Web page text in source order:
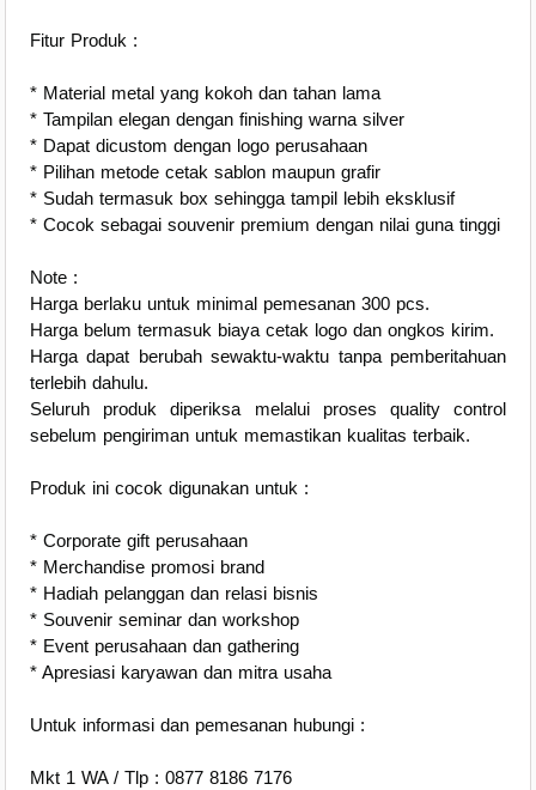
Fitur Produk :
* Material metal yang kokoh dan tahan lama
* Tampilan elegan dengan finishing warna silver
* Dapat dicustom dengan logo perusahaan
* Pilihan metode cetak sablon maupun grafir
* Sudah termasuk box sehingga tampil lebih eksklusif
* Cocok sebagai souvenir premium dengan nilai guna tinggi
Note :
Harga berlaku untuk minimal pemesanan 300 pcs.
Harga belum termasuk biaya cetak logo dan ongkos kirim.
Harga dapat berubah sewaktu-waktu tanpa pemberitahuan
terlebih dahulu.
Seluruh produk diperiksa melalui proses quality control
sebelum pengiriman untuk memastikan kualitas terbaik.
Produk ini cocok digunakan untuk :
* Corporate gift perusahaan
* Merchandise promosi brand
* Hadiah pelanggan dan relasi bisnis
* Souvenir seminar dan workshop
* Event perusahaan dan gathering
* Apresiasi karyawan dan mitra usaha
Untuk informasi dan pemesanan hubungi :
Mkt 1 WA / Tlp : 0877 8186 7176